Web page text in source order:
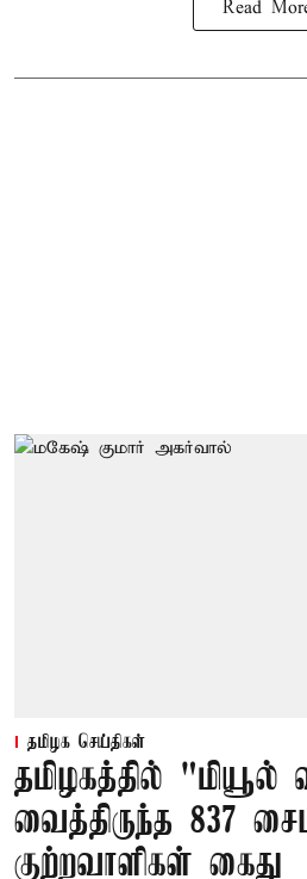
Read
தமிழக செய்திகள்
தமிழகத்தில்
வைத்திருந்த 837
குற்றவாளிகள் கைது